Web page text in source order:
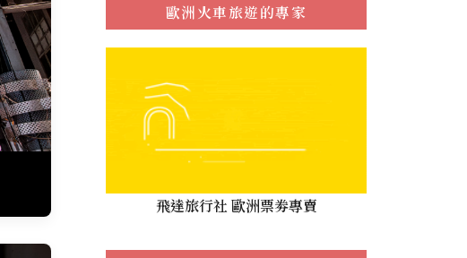
歐洲火車旅遊的專家
飛達旅行社 歐洲票劵專賣